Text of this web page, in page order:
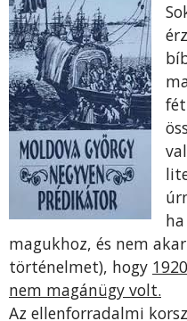
magukhoz, és nem
történelmet), hogy
nem magánügy volt.
Az ellenforradalmi